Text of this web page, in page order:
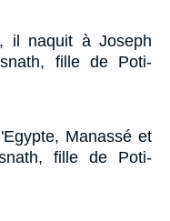
il naquit à Joseph
fille de Poti-
Manassé et
fille de Poti-